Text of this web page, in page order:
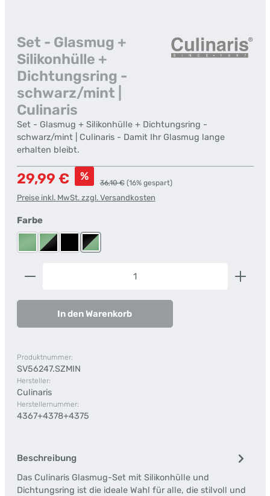
Set - Glasmug +
Silikonhülle +
Dichtungsring -
schwarz/mint |
Culinaris
Set - Glasmug + Silikonhülle + Dichtungsring -
schwarz/mint | Culinaris - Damit Ihr Glasmug lange
erhalten bleibt.
Verkaufspreis:
29,99 € % Regulärer Preis:
36,10 € (16% gespart)
Preise inkl. MwSt. zzgl. Versandkosten
Farbeauswählen
Mint Mint/Schwarz
SchwarzSchwarz/Mint
Produkt Anzahl: Gib den gewünschten Wert ein
In den Warenkorb
Produktnummer:
SV56247.SZMIN
Hersteller:
Culinaris
Herstellernummer:
4367+4378+4375
Beschreibung
Das Culinaris Glasmug-Set mit Silikonhülle und
Dichtungsring ist die ideale Wahl für alle, die stilvoll und